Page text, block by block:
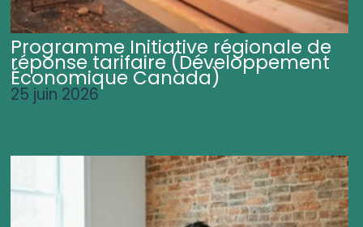
Programme Initiative régionale de
réponse tarifaire (Développement
Économique Canada)
25 juin 2026